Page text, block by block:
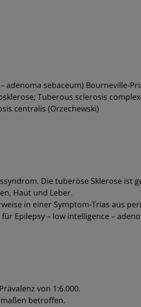
adenoma sebaceum) Bourneville-
Tuberous sclerosis
centralis (Orzechewski)
Die tuberöse Sklerose
Haut und Leber.
in einer Symptom-Trias aus
Epilepsy – low intelligence –
von 1:6.000.
betroffen.